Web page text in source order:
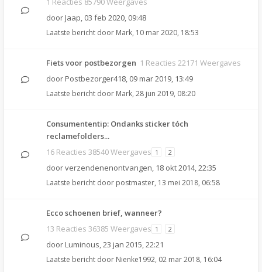
door Jaap, 03 feb 2020, 09:48
Laatste bericht door Mark, 10 mar 2020, 18:53
Fiets voor postbezorgen 1 Reacties 22171 Weergaves
door Postbezorger418, 09 mar 2019, 13:49
Laatste bericht door Mark, 28 jun 2019, 08:20
Consumententip: Ondanks sticker tóch
reclamefolders...
16 Reacties 38540 Weergaves 1 2
doorverzendenenontvangen, 18 okt 2014, 22:35
Laatste bericht door postmaster, 13 mei 2018, 06:58
Ecco schoenen brief, wanneer?
13 Reacties 36385 Weergaves 1 2
door Luminous,23 jan 2015, 22:21
Laatste bericht door Nienke1992, 02 mar 2018, 16:04